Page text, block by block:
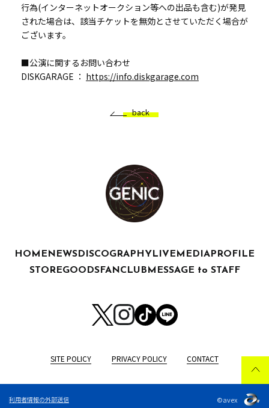
行為(インターネットオークション等への出品も含む)が発見
された場合は、該当チケットを無効とさせていただく場合が
ございます。
■公演に関するお問い合わせ
DISKGARAGE ： https://info.diskgarage.com
back
HOME NEWS DISCOGRAPHY LIVE MEDIA PROFILE
STOREGOODSFANCLUB MESSAGE to STAFF
SITE POLICY PRIVACY POLICY CONTACT
利用者情報の外部送信 ©avex